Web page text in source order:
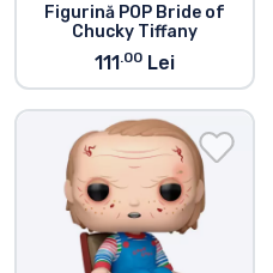
Figurină POP Bride of
Chucky Tiffany
111.00Lei